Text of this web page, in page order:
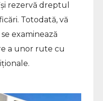
rezervă dreptul
Totodată, vă
examinează
a unor rute cu